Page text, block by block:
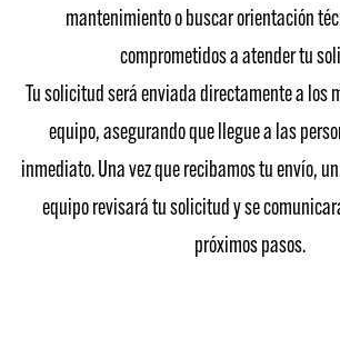
mantenimiento o buscar orientación
comprometidos a atender tu
Tu solicitud será enviada directamente a los
equipo, asegurando que llegue a las
inmediato. Una vez que recibamos tu envío,
equipo revisará tu solicitud y se
próximos pasos.